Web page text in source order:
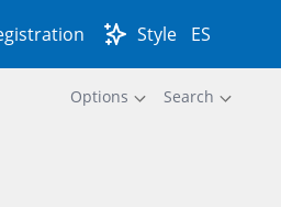
Style ES
Options Search